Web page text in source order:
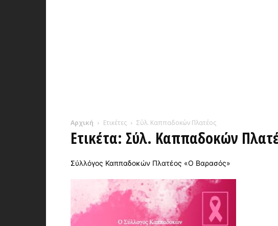
Αρχική Ετικέτες Σύλ. Καππαδοκών Πλατέος
Ετικέτα: Σύλ. Καππαδοκών
Σύλλόγος Καππαδοκών Πλατέος «Ο Βαρασός»